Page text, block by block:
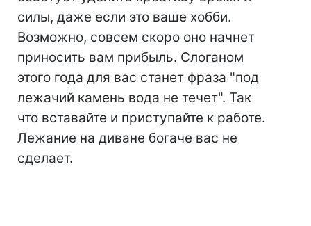
силы, даже если это ваше хобби.
Возможно, совсем скоро оно начнет
приносить вам прибыль. Слоганом
этого года для вас станет фраза "под
лежачий камень вода не течет". Так
что вставайте и приступайте к работе.
Лежание на диване богаче вас не
сделает.